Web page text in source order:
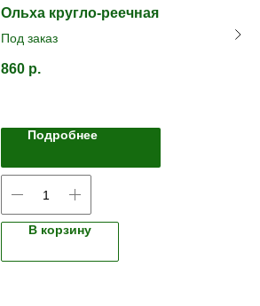
Ольха кругло-реечная
Под заказ
860 р.
Подробнее
В корзину